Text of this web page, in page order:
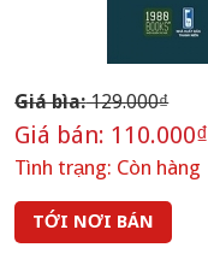
Giá bìa:129.000₫
Giá bán: 110.000₫
Tình trạng: Còn hàng
TỚI NƠI BÁN